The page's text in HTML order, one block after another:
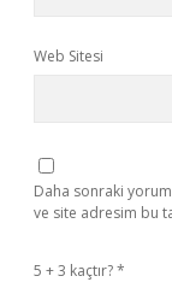
Web Sitesi
Daha sonraki
ve site adresim bu
5 + 3 kaçtır?*